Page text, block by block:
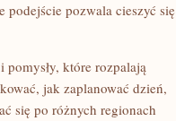
podejście pozwala cieszyć się
pomysły, które rozpalają
jak zaplanować dzień,
się po różnych regionach